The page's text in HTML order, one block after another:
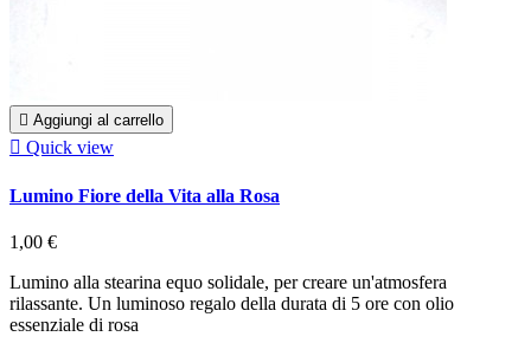
 Aggiungi al carrello
 Quick view
Lumino Fiore della Vita alla Rosa
1,00 €
Lumino alla stearina equo solidale, per creare un'atmosfera
rilassante. Un luminoso regalo della durata di 5 ore con olio
essenziale di rosa